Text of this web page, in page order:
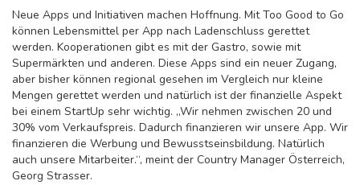
Neue Apps und Initiativen machen Hoffnung. Mit Too Good to Go
können Lebensmittel per App nach Ladenschluss gerettet
werden. Kooperationen gibt es mit der Gastro, sowie mit
Supermärkten und anderen. Diese Apps sind ein neuer Zugang,
aber bisher können regional gesehen im Vergleich nur kleine
Mengen gerettet werden und natürlich ist der finanzielle Aspekt
bei einem StartUp sehr wichtig. „Wir nehmen zwischen 20 und
30% vom Verkaufspreis. Dadurch finanzieren wir unsere App. Wir
finanzieren die Werbung und Bewusstseinsbildung. Natürlich
auch unsere Mitarbeiter.“, meint der Country Manager Österreich,
Georg Strasser.